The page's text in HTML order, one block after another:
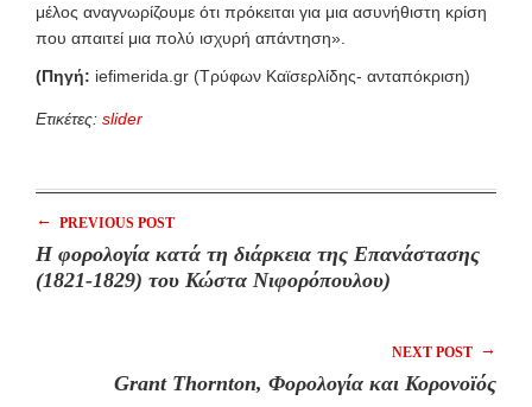
μέλος αναγνωρίζουμε ότι πρόκειται για μια ασυνήθιστη κρίση
που απαιτεί μια πολύ ισχυρή απάντηση».
(Πηγή: iefimerida.gr (Τρύφων Καϊσερλίδης- ανταπόκριση)
Ετικέτες: slider
← PREVIOUS POST
Η φορολογία κατά τη διάρκεια της Επανάστασης
(1821-1829) του Κώστα Νιφορόπουλου)
NEXT POST →
Grant Thornton, Φορολογία και Κορoνοϊός